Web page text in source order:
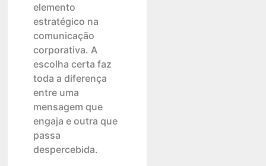
elemento
estratégico na
comunicação
corporativa. A
escolha certa faz
toda a diferença
entre uma
mensagem que
engaja e outra que
passa
despercebida.